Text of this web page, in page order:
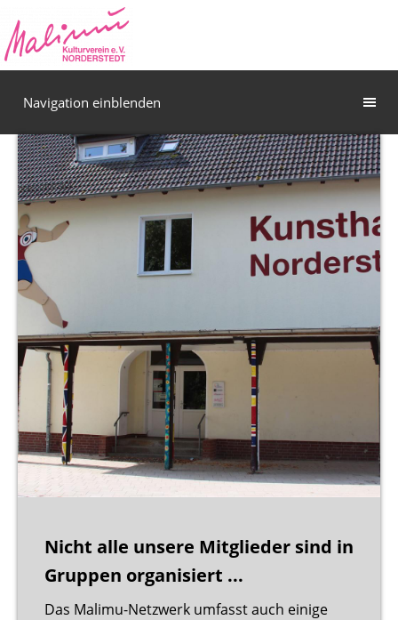
Navigation einblenden
Nicht alle unsere Mitglieder sind in
Gruppen organisiert ...
Das Malimu-Netzwerk umfasst auch einige